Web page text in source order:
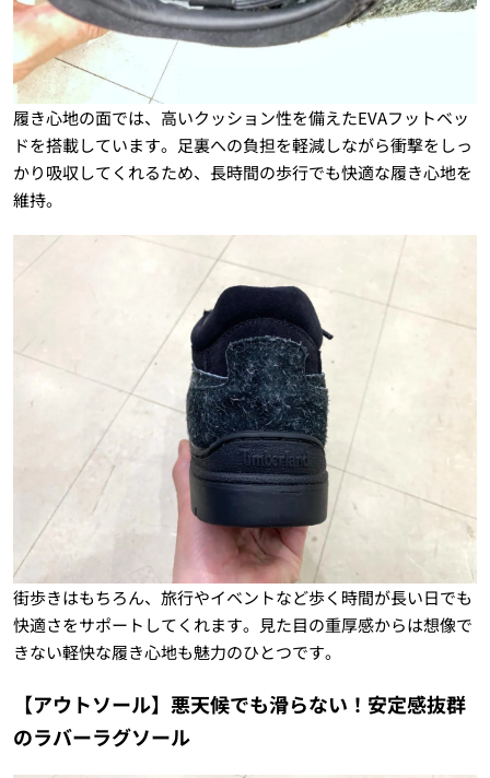
履き心地の面では、高いクッション性を備えたEVAフットベッ
ドを搭載しています。足裏への負担を軽減しながら衝撃をしっ
かり吸収してくれるため、長時間の歩行でも快適な履き心地を
維持。
街歩きはもちろん、旅行やイベントなど歩く時間が長い日でも
快適さをサポートしてくれます。見た目の重厚感からは想像で
きない軽快な履き心地も魅力のひとつです。
【アウトソール】悪天候でも滑らない！安定感抜群
のラバーラグソール